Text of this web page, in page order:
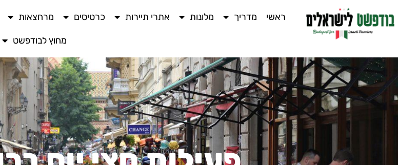
ראשי מדריך מלונות אתרי תיירות כרטיסים מרחצאות
מחוץ לבודפשט